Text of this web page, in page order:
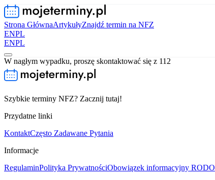
Strona GłównaArtykułyZnajdź termin na NFZ
ENPL
ENPL
W nagłym wypadku, proszę skontaktować się z 112
Szybkie terminy NFZ? Zacznij tutaj!
Przydatne linki
KontaktCzęsto Zadawane Pytania
Informacje
RegulaminPolityka PrywatnościObowiązek informacyjny RODO